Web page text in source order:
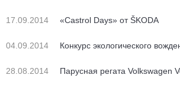
17.09.2014 «Castrol Days» от ŠKODA
04.09.2014 Конкурс экологического
28.08.2014 Парусная регата Volkswagen